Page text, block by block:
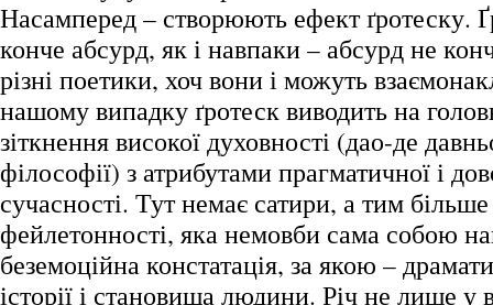
Насамперед – створюють ефект ґротеску.
конче абсурд, як і навпаки – абсурд не
різні поетики, хоч вони і можуть
нашому випадку ґротеск виводить на
зіткнення високої духовності (дао-де
філософії) з атрибутами прагматичної і
сучасності. Тут немає сатири, а тим більше
фейлетонності, яка немовби сама собою
беземоційна констатація, за якою –
історії і становища людини. Річ не лише у